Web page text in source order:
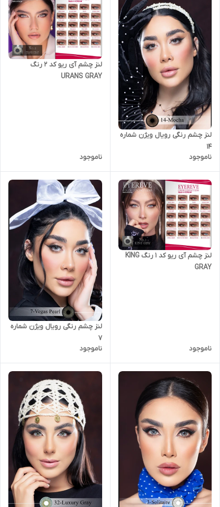
لنز چشم رنگی رویال ویژن شماره
14
ناموجود
لنز چشم آی ریو کد 2 رنگ
URANS GRAY
ناموجود
لنز چشم آی ریو کد 1 رنگ KING
GRAY
ناموجود
لنز چشم رنگی رویال ویژن شماره
7
ناموجود